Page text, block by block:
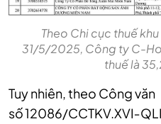
Theo Chi cục thuế
31/5/2025, Công ty C-
thuế là
Tuy nhiên, theo Công văn
số 12086/